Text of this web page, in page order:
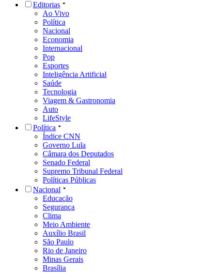
Editorias
Ao Vivo
Política
Nacional
Economia
Internacional
Pop
Esportes
Inteligência Artificial
Saúde
Tecnologia
Viagem & Gastronomia
Auto
LifeStyle
Política
Índice CNN
Governo Lula
Câmara dos Deputados
Senado Federal
Supremo Tribunal Federal
Políticas Públicas
Nacional
Educação
Segurança
Clima
Meio Ambiente
Auxílio Brasil
São Paulo
Rio de Janeiro
Minas Gerais
Brasília